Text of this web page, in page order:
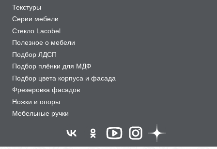
Текстуры
Серии мебели
Стекло Lacobel
Полезное о мебели
Подбор ЛДСП
Подбор плёнки для МДФ
Подбор цвета корпуса и фасада
Фрезеровка фасадов
Ножки и опоры
Мебельные ручки